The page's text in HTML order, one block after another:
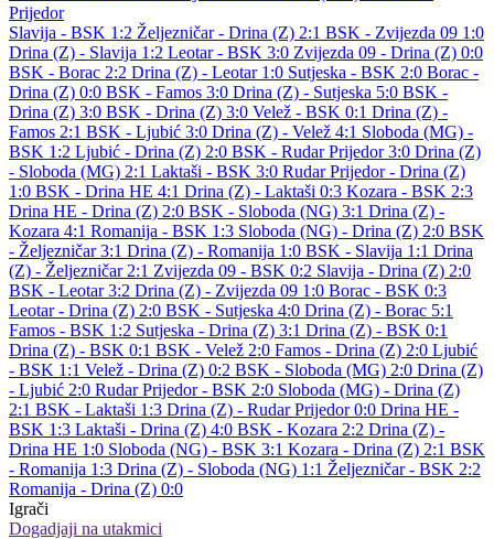
Prijedor
Slavija - BSK 1:2 Željezničar - Drina (Z) 2:1 BSK - Zvijezda 09 1:0
Drina (Z) - Slavija 1:2 Leotar - BSK 3:0 Zvijezda 09 - Drina (Z) 0:0
BSK - Borac 2:2 Drina (Z) - Leotar 1:0 Sutjeska - BSK 2:0 Borac -
Drina (Z) 0:0 BSK - Famos 3:0 Drina (Z) - Sutjeska 5:0 BSK -
Drina (Z) 3:0 BSK - Drina (Z) 3:0 Velež - BSK 0:1 Drina (Z) -
Famos 2:1 BSK - Ljubić 3:0 Drina (Z) - Velež 4:1 Sloboda (MG) -
BSK 1:2 Ljubić - Drina (Z) 2:0 BSK - Rudar Prijedor 3:0 Drina (Z)
- Sloboda (MG) 2:1 Laktaši - BSK 3:0 Rudar Prijedor - Drina (Z)
1:0 BSK - Drina HE 4:1 Drina (Z) - Laktaši 0:3 Kozara - BSK 2:3
Drina HE - Drina (Z) 2:0 BSK - Sloboda (NG) 3:1 Drina (Z) -
Kozara 4:1 Romanija - BSK 1:3 Sloboda (NG) - Drina (Z) 2:0 BSK
- Željezničar 3:1 Drina (Z) - Romanija 1:0 BSK - Slavija 1:1 Drina
(Z) - Željezničar 2:1 Zvijezda 09 - BSK 0:2 Slavija - Drina (Z) 2:0
BSK - Leotar 3:2 Drina (Z) - Zvijezda 09 1:0 Borac - BSK 0:3
Leotar - Drina (Z) 2:0 BSK - Sutjeska 4:0 Drina (Z) - Borac 5:1
Famos - BSK 1:2 Sutjeska - Drina (Z) 3:1 Drina (Z) - BSK 0:1
Drina (Z) - BSK 0:1 BSK - Velež 2:0 Famos - Drina (Z) 2:0 Ljubić
- BSK 1:1 Velež - Drina (Z) 0:2 BSK - Sloboda (MG) 2:0 Drina (Z)
- Ljubić 2:0 Rudar Prijedor - BSK 2:0 Sloboda (MG) - Drina (Z)
2:1 BSK - Laktaši 1:3 Drina (Z) - Rudar Prijedor 0:0 Drina HE -
BSK 1:3 Laktaši - Drina (Z) 4:0 BSK - Kozara 2:2 Drina (Z) -
Drina HE 1:0 Sloboda (NG) - BSK 3:1 Kozara - Drina (Z) 2:1 BSK
- Romanija 1:3 Drina (Z) - Sloboda (NG) 1:1 Željezničar - BSK 2:2
Romanija - Drina (Z) 0:0
Igrači
Dogadjaji na utakmici